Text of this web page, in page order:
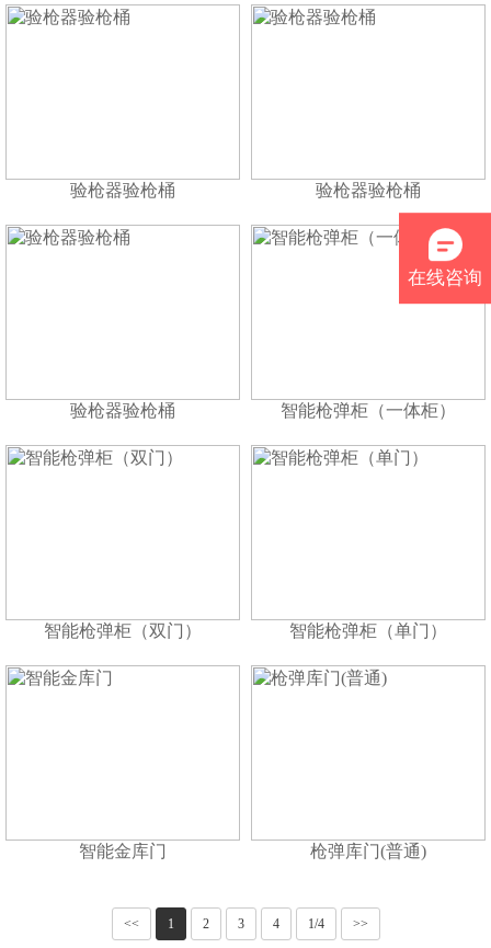
验枪器验枪桶 验枪器验枪桶
验枪器验枪桶 智能枪弹柜（一体柜）
智能枪弹柜（双门） 智能枪弹柜（单门）
智能金库门 枪弹库门(普通)
<< 1 2 3 4 1/4 >>
在线咨询